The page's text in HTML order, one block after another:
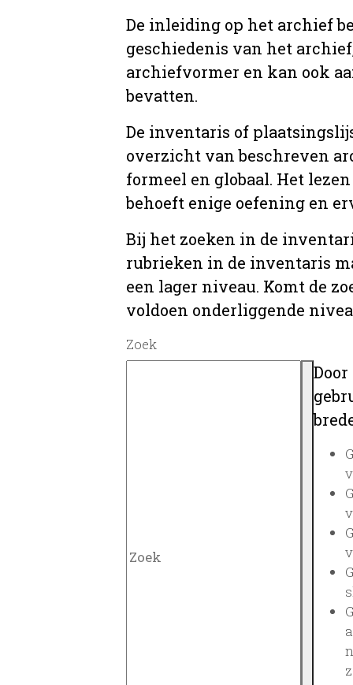
De inleiding op het archief
geschiedenis van het
archiefvormer en kan ook
bevatten.
De inventaris of
overzicht van beschreven
formeel en globaal. Het
behoeft enige oefening en
Bij het zoeken in de
rubrieken in de inventaris
een lager niveau. Komt de
voldoen onderliggende
Zoek